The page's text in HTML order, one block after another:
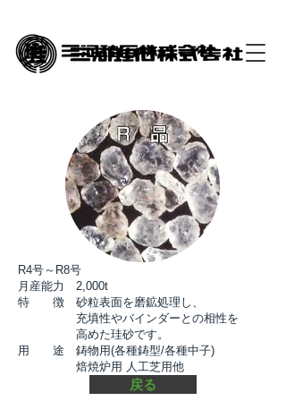
R4号～R8号
月産能力 2,000t
特 徴 砂粒表面を磨鉱処理し、
充填性やバインダーとの相性を
高めた珪砂です。
用 途 鋳物用(各種鋳型/各種中子)
​ 焙焼炉用 人工芝用他
戻る